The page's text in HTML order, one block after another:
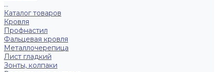
...
Каталог товаров
Кровля
Профнастил
Фальцевая кровля
Металлочерепица
Лист гладкий
Зонты, колпаки